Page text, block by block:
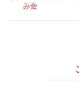
み会